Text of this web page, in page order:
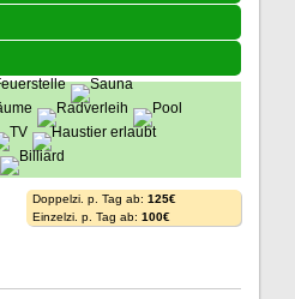
Doppelzi. p. Tag ab: 125€
Einzelzi. p. Tag ab: 100€